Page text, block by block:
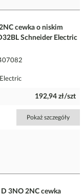
cewka o niskim
Schneider Electric
192,94 zł/szt
Pokaż szczegóły
3NO 2NC cewka